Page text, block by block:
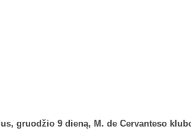
gruodžio 9 dieną, M. de Cervanteso